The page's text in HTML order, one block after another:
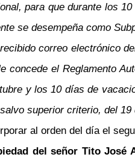
para que durante los
se desempeña como
correo electrónico
concede el Reglamento
y los 10 días de
superior criterio, del
al orden del día el
del señor Tito José